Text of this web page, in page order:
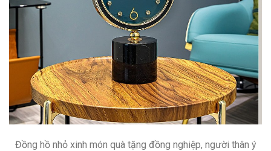
Đồng hồ nhỏ xinh món quà tặng đồng nghiệp, người thân ý